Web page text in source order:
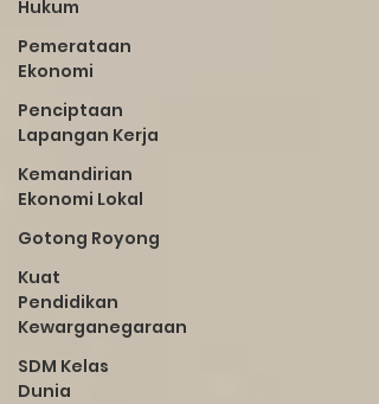
Hukum
Pemerataan
Ekonomi
Penciptaan
Lapangan Kerja
Kemandirian
Ekonomi Lokal
Gotong Royong
Kuat
Pendidikan
Kewarganegaraan
SDM Kelas
Dunia